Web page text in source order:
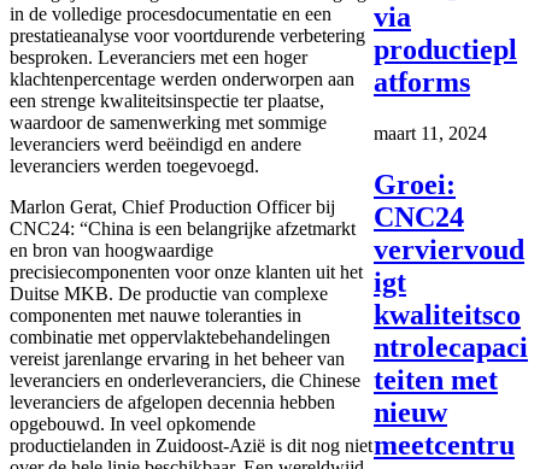
in de volledige procesdocumentatie en een
prestatieanalyse voor voortdurende verbetering
besproken. Leveranciers met een hoger
klachtenpercentage werden onderworpen aan
een strenge kwaliteitsinspectie ter plaatse,
waardoor de samenwerking met sommige
leveranciers werd beëindigd en andere
leveranciers werden toegevoegd.
Marlon Gerat, Chief Production Officer bij
CNC24: “China is een belangrijke afzetmarkt
en bron van hoogwaardige
precisiecomponenten voor onze klanten uit het
Duitse MKB. De productie van complexe
componenten met nauwe toleranties in
combinatie met oppervlaktebehandelingen
vereist jarenlange ervaring in het beheer van
leveranciers en onderleveranciers, die Chinese
leveranciers de afgelopen decennia hebben
opgebouwd. In veel opkomende
productielanden in Zuidoost-Azië is dit nog niet
via
productiepl
atforms
maart 11, 2024
Groei:
CNC24
verviervoud
igt
kwaliteitsco
ntrolecapaci
teiten met
nieuw
meetcentru